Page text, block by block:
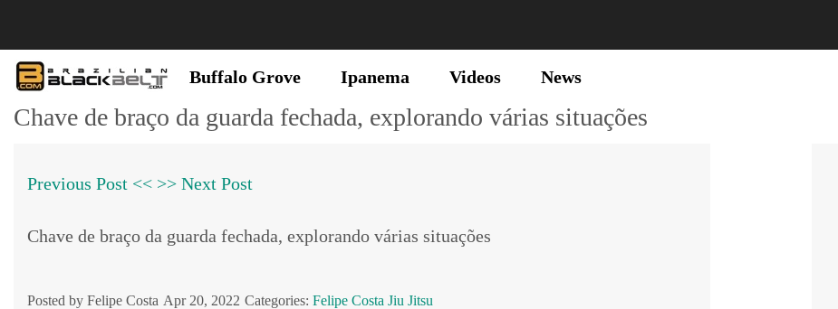
Buffalo Grove Ipanema Videos News
Chave de braço da guarda fechada, explorando várias situações
Previous Post << >> Next Post
Chave de braço da guarda fechada, explorando várias situações
Posted by Felipe Costa Apr 20, 2022 Categories: Felipe Costa Jiu Jitsu